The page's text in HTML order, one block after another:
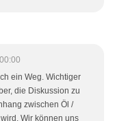
ein Weg. Wichtiger
die Diskussion zu
zwischen Öl /
Wir können uns